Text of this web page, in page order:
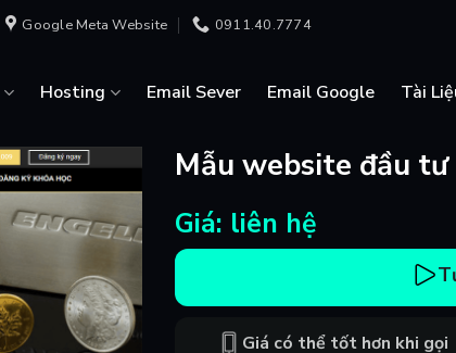
Google Meta Website 0911.40.7774
Hosting Email Sever Email Google Tài
Mẫu website đầu
Giá: liên hệ
Giá có thể tốt hơn khi gọi